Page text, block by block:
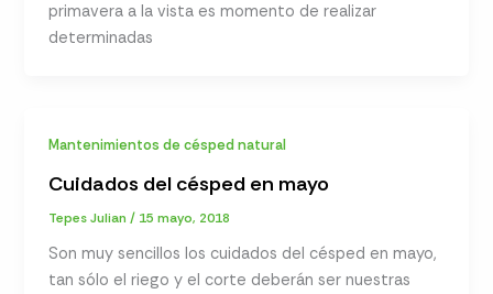
primavera a la vista es momento de realizar
determinadas
Mantenimientos de césped natural
Cuidados del césped en mayo
Tepes Julian/ 15 mayo, 2018
Son muy sencillos los cuidados del césped en mayo,
tan sólo el riego y el corte deberán ser nuestras